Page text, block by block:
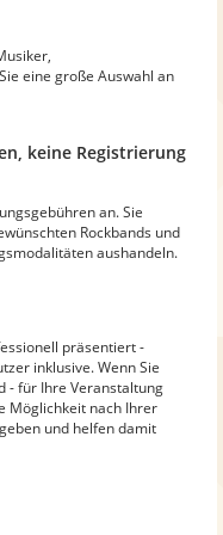
eine große Auswahl an
keine Registrierung
an. Sie
Rockbands und
aushandeln.
präsentiert -
inklusive. Wenn Sie
- für Ihre Veranstaltung
Möglichkeit nach Ihrer
und helfen damit